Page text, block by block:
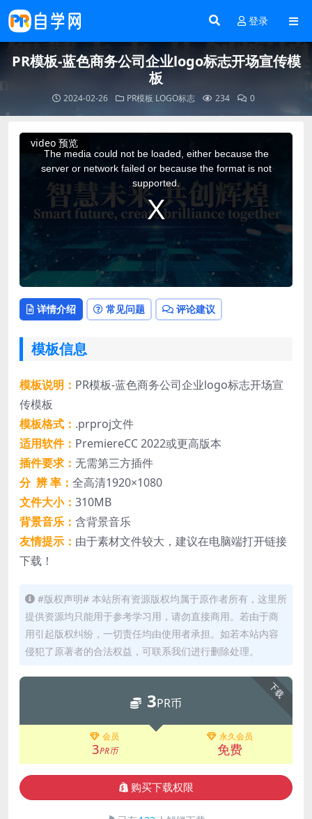
登录
PR模板-蓝色商务公司企业logo标志开场宣传模
板
2024-02-26 PR模板 LOGO标志 234 0
video 预览
This
The media could not be loaded, either because the
server or network failed or because the format is not
supported.
详情介绍 常见问题 评论建议
模板信息
模板说明： PR模板-蓝色商务公司企业logo标志开场宣
传模板
模板格式： .prproj文件
适用软件： PremiereCC 2022或更高版本
插件要求： 无需第三方插件
分 辨 率： 全高清1920×1080
文件大小： 310MB
背景音乐： 含背景音乐
友情提示： 由于素材文件较大，建议在电脑端打开链接
下载！
#版权声明# 本站所有资源版权均属于原作者所有，这里所
提供资源均只能用于参考学习用，请勿直接商用。若由于商
用引起版权纠纷，一切责任均由使用者承担。如若本站内容
侵犯了原著者的合法权益，可联系我们进行删除处理。
下载
3PR币
会员
3PR币
永久会员
免费
购买下载权限